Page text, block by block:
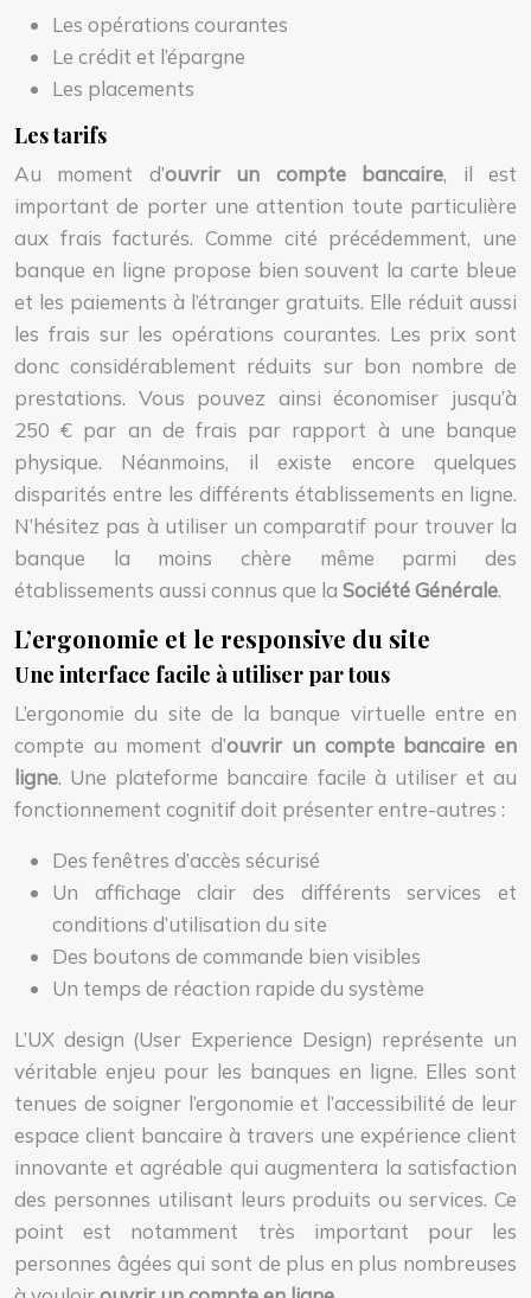
Les opérations courantes
Le crédit et l’épargne
Les placements
Les tarifs
Au moment d’ouvrir un compte bancaire, il est
important de porter une attention toute particulière
aux frais facturés. Comme cité précédemment, une
banque en ligne propose bien souvent la carte bleue
et les paiements à l’étranger gratuits. Elle réduit aussi
les frais sur les opérations courantes. Les prix sont
donc considérablement réduits sur bon nombre de
prestations. Vous pouvez ainsi économiser jusqu’à
250 € par an de frais par rapport à une banque
physique. Néanmoins, il existe encore quelques
disparités entre les différents établissements en ligne.
N’hésitez pas à utiliser un comparatif pour trouver la
banque la moins chère même parmi des
établissements aussi connus que la Société Générale.
L’ergonomie et le responsive du site
Une interface facile à utiliser par tous
L’ergonomie du site de la banque virtuelle entre en
compte au moment d’ouvrir un compte bancaire en
ligne. Une plateforme bancaire facile à utiliser et au
fonctionnement cognitif doit présenter entre-autres :
Des fenêtres d’accès sécurisé
Un affichage clair des différents services et
conditions d’utilisation du site
Des boutons de commande bien visibles
Un temps de réaction rapide du système
L’UX design (User Experience Design) représente un
véritable enjeu pour les banques en ligne. Elles sont
tenues de soigner l’ergonomie et l’accessibilité de leur
espace client bancaire à travers une expérience client
innovante et agréable qui augmentera la satisfaction
des personnes utilisant leurs produits ou services. Ce
point est notamment très important pour les
personnes âgées qui sont de plus en plus nombreuses